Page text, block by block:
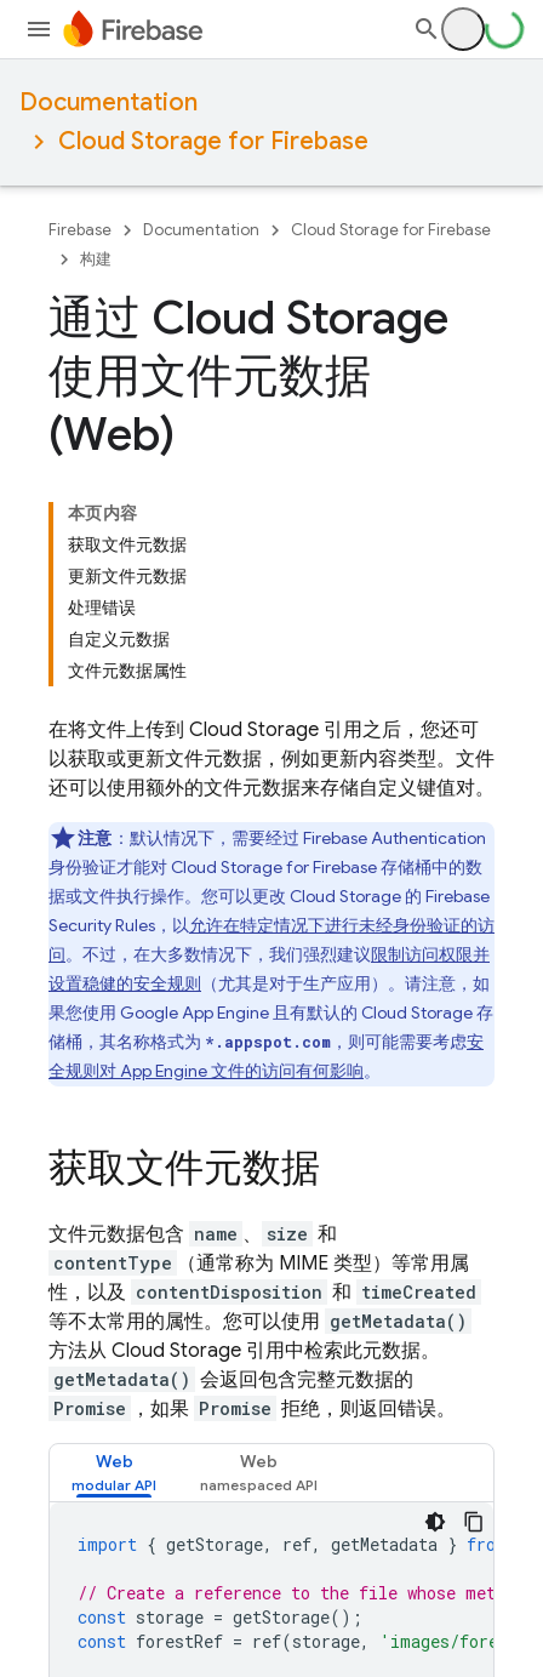
Documentation
Cloud Storage for Firebase
Firebase Documentation
Cloud Storage for Firebase
构建
通过 Cloud Storage
使用文件元数据
(Web)
本页内容
获取文件元数据
更新文件元数据
处理错误
自定义元数据
文件元数据属性
在将文件上传到 Cloud Storage 引用之后，您还可
以获取或更新文件元数据，例如更新内容类型。文件
还可以使用额外的文件元数据来存储自定义键值对。
注意 ：默认情况下，需要经过 Firebase Authentication
身份验证才能对 Cloud Storage for Firebase存储桶中的数
据或文件执行操作。您可以更改 Cloud Storage 的 Firebase
Security Rules ，以允许在特定情况下进行未经身份验证的访
问。不过，在大多数情况下，我们强烈建议限制访问权限并
设置稳健的安全规则 （尤其是对于生产应用）。请注意，如
果您使用 GoogleApp Engine 且有默认的 Cloud Storage存
储桶，其名称格式为 *.appspot.com ，则可能需要考虑安
全规则对App Engine文件的访问有何影响。
获取文件元数据
文件元数据包含 name 、 size 和
contentType
（通常称为 MIME 类型）等常用属
性，以及 contentDisposition 和 timeCreated
等不太常用的属性。您可以使用 getMetadata()
方法从 Cloud Storage 引用中检索此元数据。
getMetadata() 会返回包含完整元数据的
Promise ，如果 Promise 拒绝，则返回错误。
Web Web
import { getStorage, ref, getMetadata } from
// Create a reference to the file whose
const storage = getStorage();
const forestRef = ref(storage, 'images/